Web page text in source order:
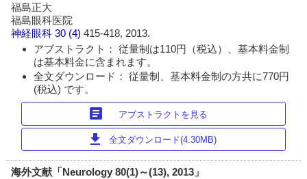
福島正大
福島眼科医院
神経眼科 30 (4)415-418, 2013.
アブストラクト： 従量制は110円（税込）、基本料金制
は基本料金に含まれます。
全文ダウンロード： 従量制、基本料金制の方共に770円
(税込) です。
article アブストラクトを見る
download 全文ダウンロード(4.30MB)
海外文献「Neurology 80(1)～(13), 2013」